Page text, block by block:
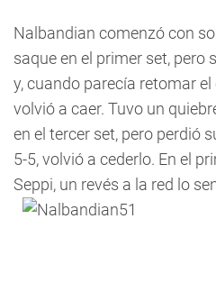
Nalbandian comenzó con
saque en el primer set, pero
y, cuando parecía retomar
volvió a caer. Tuvo un
en el tercer set, pero perdió
5-5, volvió a cederlo. En el
Seppi, un revés a la red lo